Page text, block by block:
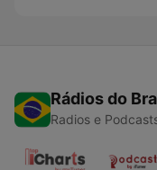
Rádios do
Radios e